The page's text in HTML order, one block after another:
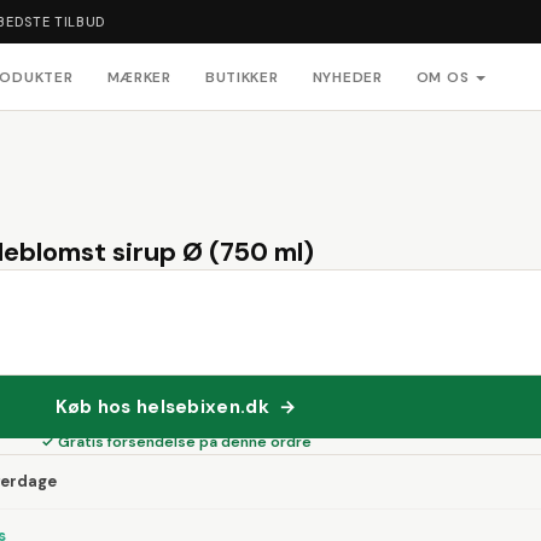
TILBUD
MÆRKER BUTIKKER NYHEDER OM OS
sirup Ø (750 ml)
Køb hos helsebixen.dk →
✓ Gratis forsendelse på denne ordre